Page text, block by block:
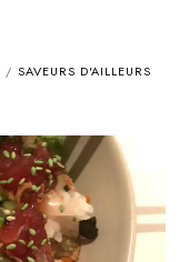
/ SAVEURS D'AILLEURS